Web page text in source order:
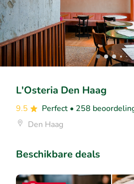
L'Osteria Den Haag
9.5 Perfect • 258
Den Haag
Beschikbare deals